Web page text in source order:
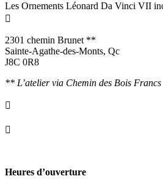
Les Ornements Léonard Da Vinci VII

2301 chemin Brunet **
Sainte-Agathe-des-Monts, Qc
J8C 0R8
** L’atelier via Chemin des Bois Francs


Heures d’ouverture